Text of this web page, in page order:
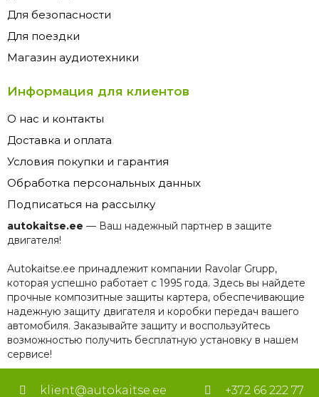
Для безопасности
Для поездки
Магазин аудиотехники
Информация для клиентов
О нас и контакты
Доставка и оплата
Условия покупки и гарантия
Обработка персональных данных
Подписаться на рассылку
autokaitse.ee — Ваш надежный партнер в защите
двигателя!
Autokaitse.ee принадлежит компании Ravolar Grupp,
которая успешно работает с 1995 года. Здесь вы найдете
прочные композитные защиты картера, обеспечивающие
надежную защиту двигателя и коробки передач вашего
автомобиля. Заказывайте защиту и воспользуйтесь
возможностью получить бесплатную установку в нашем
сервисе!
klient@autokaitse.ee +372 66 222 77